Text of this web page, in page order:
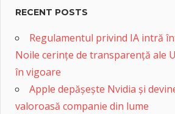
RECENT POSTS
Regulamentul privind IA intră
Noile cerințe de transparență ale
în vigoare
Apple depășește Nvidia și
valoroasă companie din lume